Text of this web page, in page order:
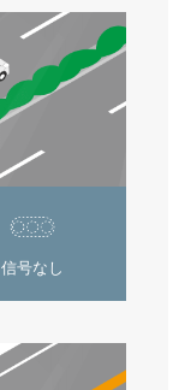
信号なし